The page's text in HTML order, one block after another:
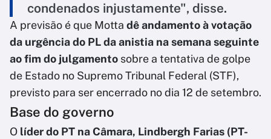
condenados injustamente", disse.
A previsão é que Motta dê andamento à votação
da urgência do PL da anistia na semana seguinte
ao fim do julgamento sobre a tentativa de golpe
de Estado no Supremo Tribunal Federal (STF),
previsto para ser encerrado no dia 12 de setembro.
Base do governo
O líder do PT na Câmara, Lindbergh Farias (PT-